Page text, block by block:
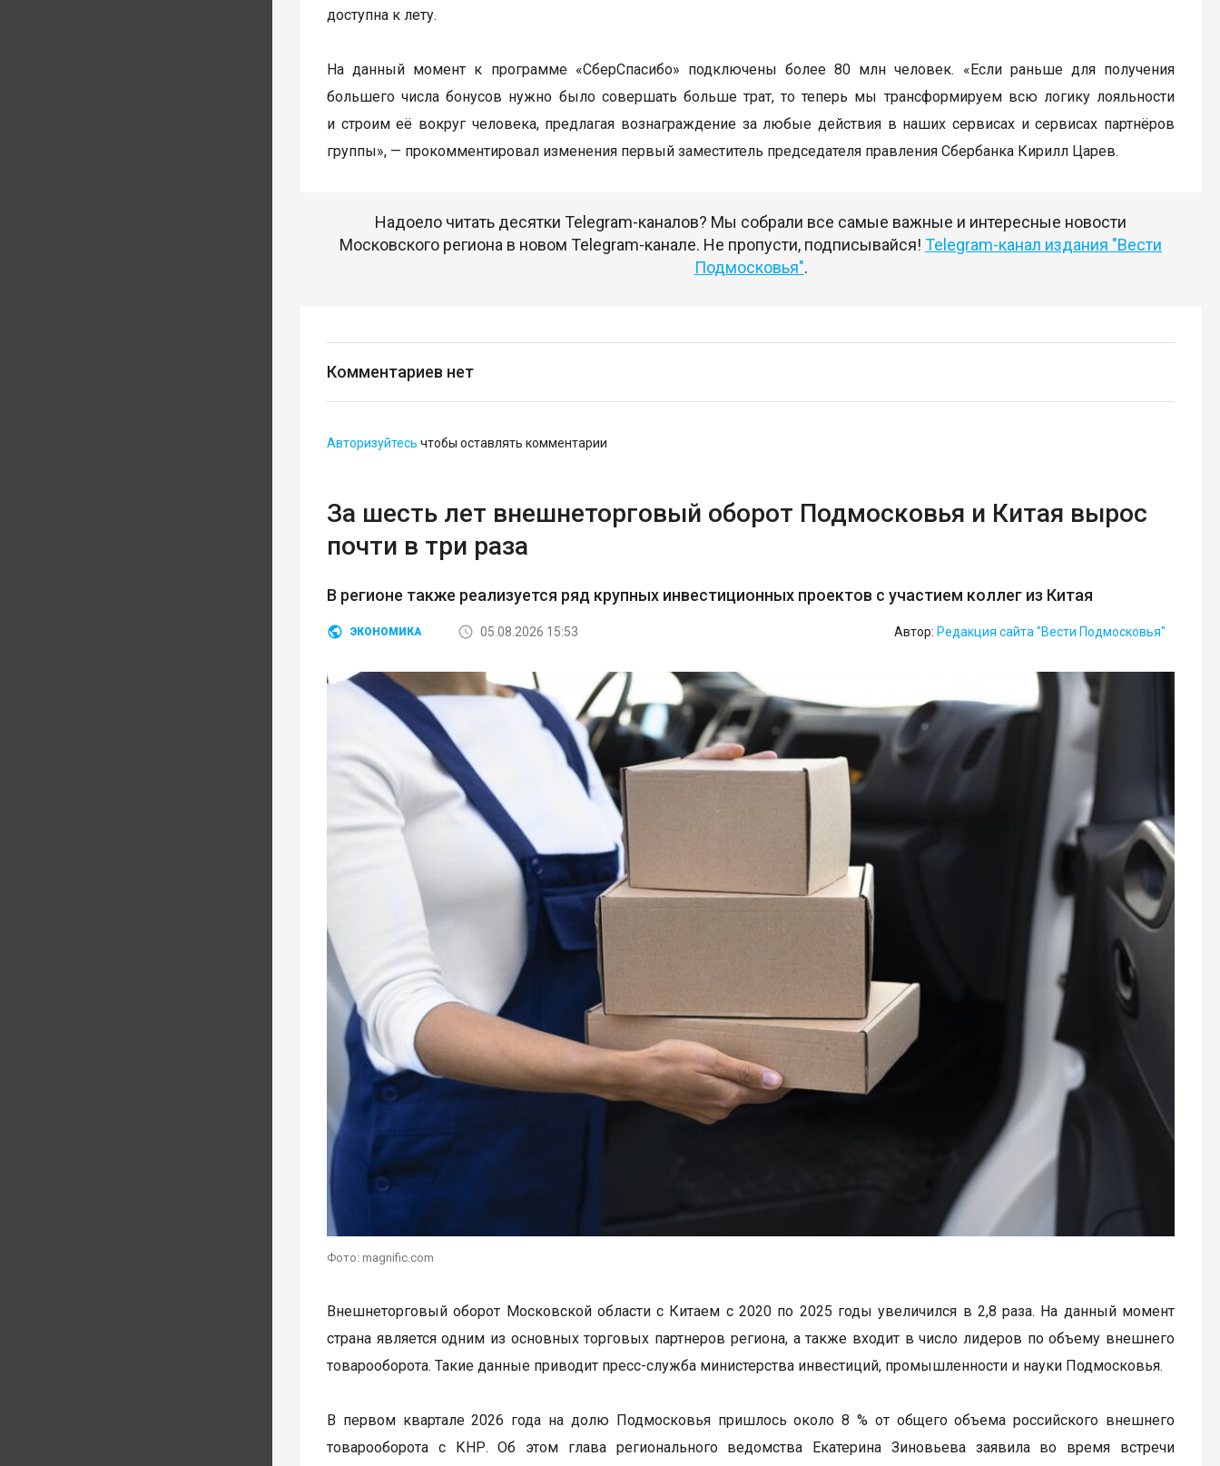
доступна к лету.
На данный момент к программе «СберСпасибо» подключены более 80 млн человек. «Если раньше для получения
большего числа бонусов нужно было совершать больше трат, то теперь мы трансформируем всю логику лояльности
и строим её вокруг человека, предлагая вознаграждение за любые действия в наших сервисах и сервисах партнёров
группы», — прокомментировал изменения первый заместитель председателя правления Сбербанка Кирилл Царев.
Надоело читать десятки Telegram-каналов? Мы собрали все самые важные и интересные новости
Московского региона в новом Telegram-канале. Не пропусти, подписывайся! Telegram-канал издания "Вести
Подмосковья".
Комментариев нет
Авторизуйтесь чтобы оставлять комментарии
За шесть лет внешнеторговый оборот Подмосковья и Китая вырос
почти в три раза
В регионе также реализуется ряд крупных инвестиционных проектов с участием коллег из Китая
ЭКОНОМИКА 05.08.2026 15:53 Автор: Редакция сайта "Вести Подмосковья"
Фото: magnific.com
Внешнеторговый оборот Московской области с Китаем с 2020 по 2025 годы увеличился в 2,8 раза. На данный момент
страна является одним из основных торговых партнеров региона, а также входит в число лидеров по объему внешнего
товарооборота. Такие данные приводит пресс-служба министерства инвестиций, промышленности и науки Подмосковья.
В первом квартале 2026 года на долю Подмосковья пришлось около 8 % от общего объема российского внешнего
товарооборота с КНР. Об этом глава регионального ведомства Екатерина Зиновьева заявила во время встречи